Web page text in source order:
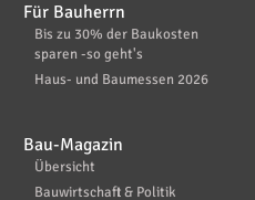
Für Bauherrn
Bis zu 30% der Baukosten
sparen -so geht's
Haus- und Baumessen 2026
Bau-Magazin
Übersicht
Bauwirtschaft & Politik